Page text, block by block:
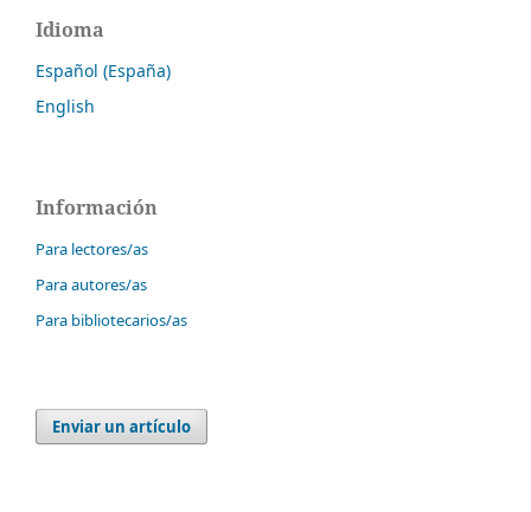
Idioma
Español (España)
English
Información
Para lectores/as
Para autores/as
Para bibliotecarios/as
Enviar un artículo